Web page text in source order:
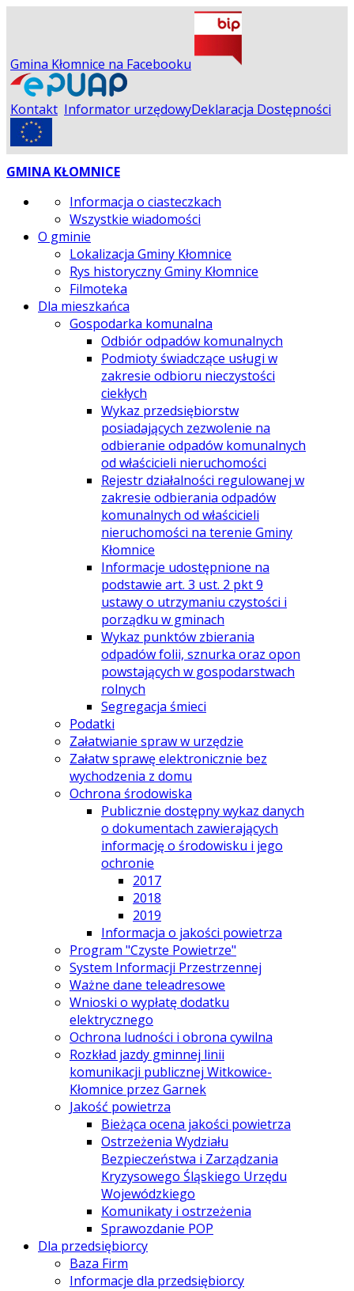
Gmina Kłomnice na Facebooku
Kontakt Informator urzędowyDeklaracja Dostępności
GMINA KŁOMNICE
Informacja o ciasteczkach
Wszystkie wiadomości
O gminie
Lokalizacja Gminy Kłomnice
Rys historyczny Gminy Kłomnice
Filmoteka
Dla mieszkańca
Gospodarka komunalna
Odbiór odpadów komunalnych
Podmioty świadczące usługi w
zakresie odbioru nieczystości
ciekłych
Wykaz przedsiębiorstw
posiadających zezwolenie na
odbieranie odpadów komunalnych
od właścicieli nieruchomości
Rejestr działalności regulowanej w
zakresie odbierania odpadów
komunalnych od właścicieli
nieruchomości na terenie Gminy
Kłomnice
Informacje udostępnione na
podstawie art. 3 ust. 2 pkt 9
ustawy o utrzymaniu czystości i
porządku w gminach
Wykaz punktów zbierania
odpadów folii, sznurka oraz opon
powstających w gospodarstwach
rolnych
Segregacja śmieci
Podatki
Załatwianie spraw w urzędzie
Załatw sprawę elektronicznie bez
wychodzenia z domu
Ochrona środowiska
Publicznie dostępny wykaz danych
o dokumentach zawierających
informację o środowisku i jego
ochronie
2017
2018
2019
Informacja o jakości powietrza
Program "Czyste Powietrze"
System Informacji Przestrzennej
Ważne dane teleadresowe
Wnioski o wypłatę dodatku
elektrycznego
Ochrona ludności i obrona cywilna
Rozkład jazdy gminnej linii
komunikacji publicznej Witkowice-
Kłomnice przez Garnek
Jakość powietrza
Bieżąca ocena jakości powietrza
Ostrzeżenia Wydziału
Bezpieczeństwa i Zarządzania
Kryzysowego Śląskiego Urzędu
Wojewódzkiego
Komunikaty i ostrzeżenia
Sprawozdanie POP
Dla przedsiębiorcy
Baza Firm
Informacje dla przedsiębiorcy